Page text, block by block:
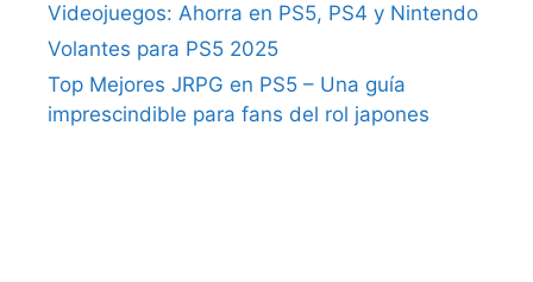
Videojuegos: Ahorra en PS5, PS4 y Nintendo
Volantes para PS5 2025
Top Mejores JRPG en PS5 – Una guía
imprescindible para fans del rol japones